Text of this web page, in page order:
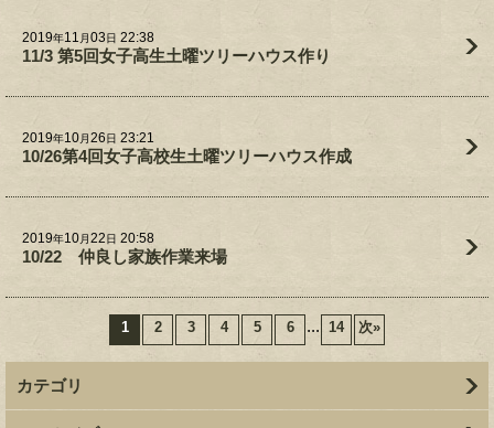
2019年11 月03日 22:38
11/3 第5回女子高生土曜ツリーハウス作り
2019年10月26日 23:21
10/26第4回女子高校生土曜ツリーハウス作成
2019年10月22日 20:58
10/22 仲良し家族作業来場
1 2 3 4 5 6 ... 14 次»
カテゴリ